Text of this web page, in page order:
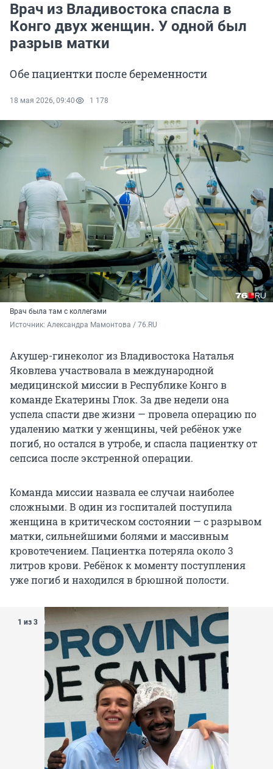
Врач из Владивостока спасла в
Конго двух женщин. У одной был
разрыв матки
Обе пациентки после беременности
18 мая 2026, 09:40 1 178
Врач была там с коллегами
Источник: Александра Мамонтова / 76.RU
Акушер-гинеколог из Владивостока Наталья
Яковлева участвовала в международной
медицинской миссии в Республике Конго в
команде Екатерины Глок. За две недели она
успела спасти две жизни — провела операцию по
удалению матки у женщины, чей ребёнок уже
погиб, но остался в утробе, и спасла пациентку от
сепсиса после экстренной операции.
Команда миссии назвала ее случаи наиболее
сложными. В один из госпиталей поступила
женщина в критическом состоянии — с разрывом
матки, сильнейшими болями и массивным
кровотечением. Пациентка потеряла около 3
литров крови. Ребёнок к моменту поступления
уже погиб и находился в брюшной полости.
1 из 3